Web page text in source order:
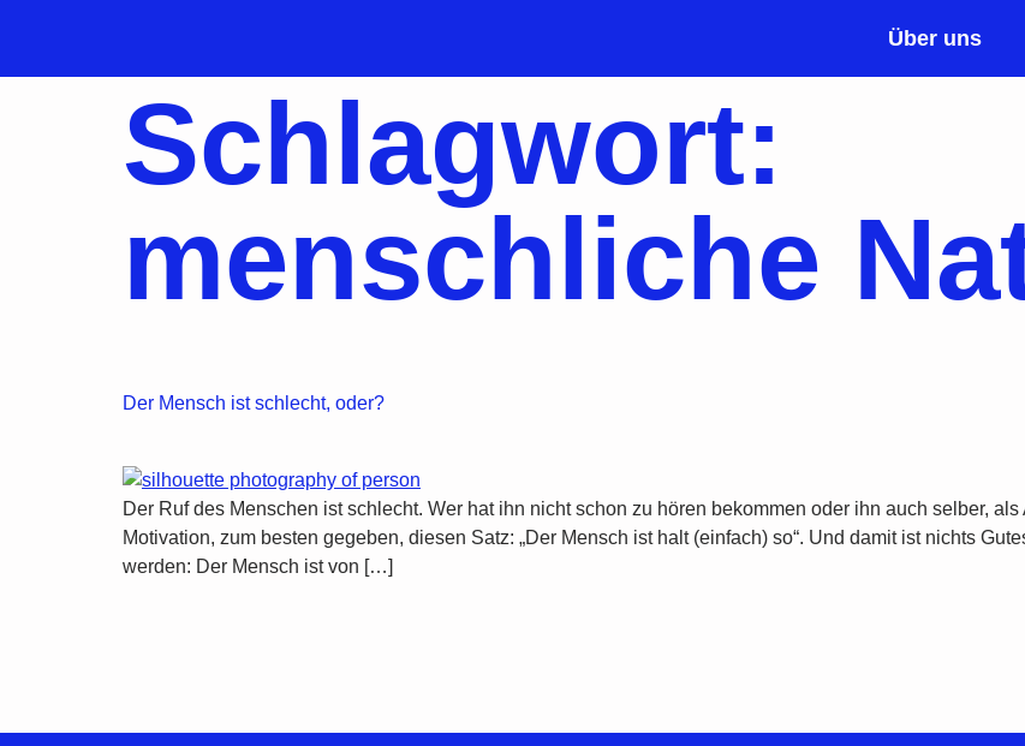
Über uns
Schlagwort:
menschliche
Der Mensch ist schlecht, oder?
Der Ruf des Menschen ist schlecht. Wer hat ihn nicht schon zu hören bekommen oder ihn auch selber,
Motivation, zum besten gegeben, diesen Satz: „Der Mensch ist halt (einfach) so“. Und damit ist nichts
werden: Der Mensch ist von […]